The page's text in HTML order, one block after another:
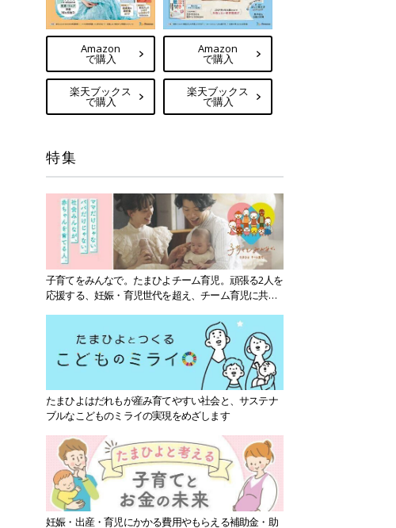
Amazon
で購入
楽天ブックス
で購入
Amazon
で購入
楽天ブックス
で購入
特集
子育てをみんなで。たまひよチーム育児。頑張る2人を
応援する、妊娠・育児世代を超え、チーム育児に共感
たまひよはだれもが産み育てやすい社会と、サステナ
ブルなこどものミライの実現をめざします
妊娠・出産・育児にかかる費用やもらえる補助金・助